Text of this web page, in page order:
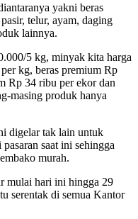
yakni beras
telur, ayam, daging
lainnya.
5 kg, minyak kita harga
kg, beras premium Rp
Rp 34 ribu per ekor dan
masing produk hanya
digelar tak lain untuk
saat ini sehingga
murah.
mulai hari ini hingga 29
serentak di semua Kantor